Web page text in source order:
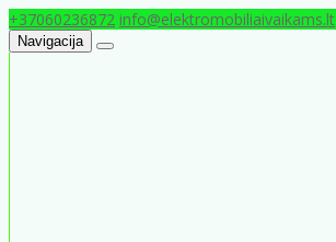
+37060236872 info@elektromobiliaivaikams.lt
Navigacija